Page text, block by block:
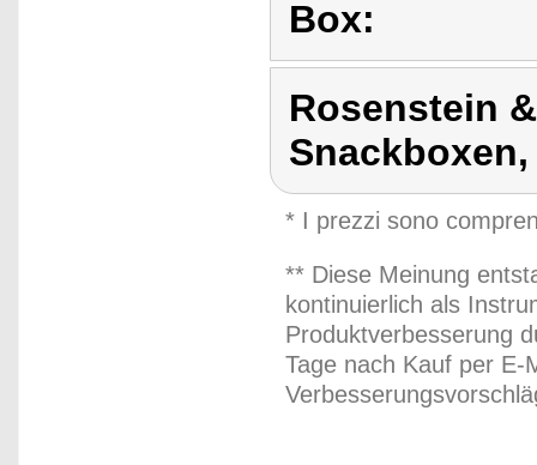
Box:
Rosenstein
* I prezzi sono
** Diese Meinung
kontinuierlich als
Produktverbesserung
Tage nach Kauf per E-